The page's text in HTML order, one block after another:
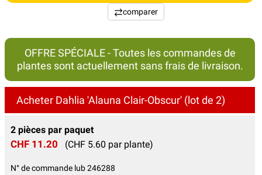
comparer
OFFRE SPÉCIALE - Toutes les commandes de
plantes sont actuellement sans frais de livraison.
Acheter Dahlia 'Alauna Clair-Obscur' (lot de 2)
2 pièces par paquet
CHF 11.20 (CHF 5.60 par plante)
N° de commande lub 246288